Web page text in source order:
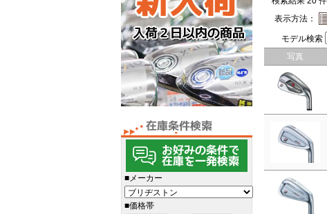
■メーカー
■価格帯
表示方法：
モデル検索
写真